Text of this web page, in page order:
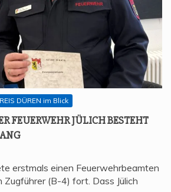
DÜREN im Blick
FEU­ER­WEHR JÜLICH BESTEHT
erstmals einen Feuerwehrbeamten
Zugführer (B-4) fort. Dass Jülich